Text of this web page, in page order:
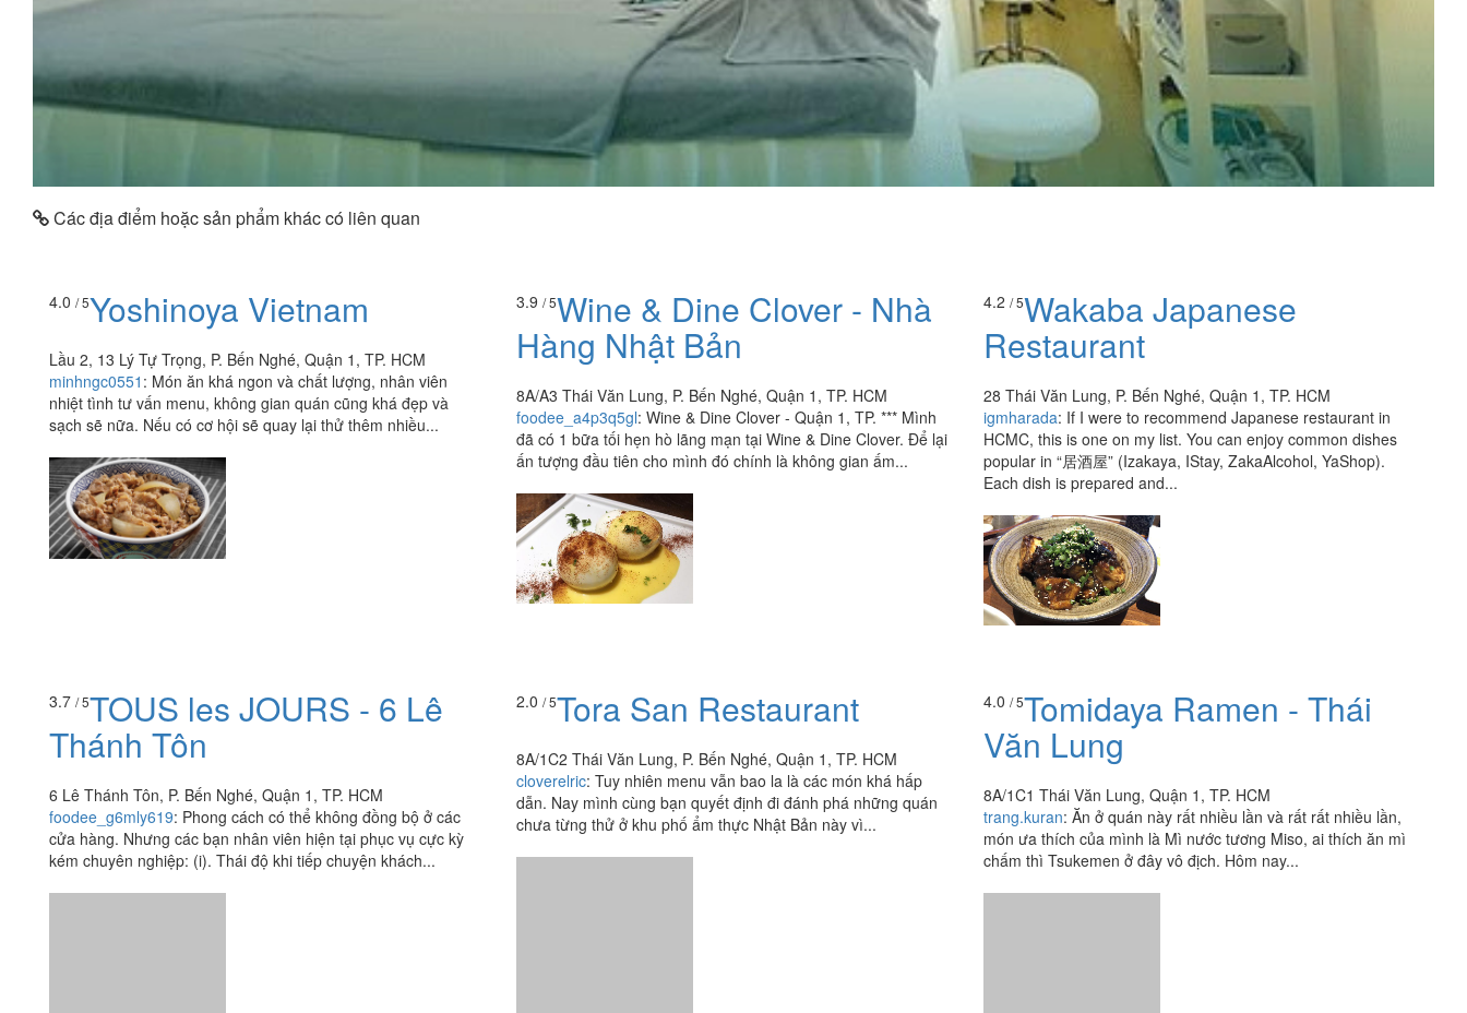
Các địa điểm hoặc sản phẩm khác có liên quan
4.0 / 5Yoshinoya Vietnam
Lầu 2, 13 Lý Tự Trọng, P. Bến Nghé, Quận 1, TP. HCM
minhngc0551 : Món ăn khá ngon và chất lượng, nhân viên
nhiệt tình tư vấn menu, không gian quán cũng khá đẹp và
sạch sẽ nữa. Nếu có cơ hội sẽ quay lại thử thêm nhiều...
3.9 / 5Wine & Dine Clover - Nhà
Hàng Nhật Bản
8A/A3 Thái Văn Lung, P. Bến Nghé, Quận 1, TP. HCM
foodee_a4p3q5gl: Wine & Dine Clover - Quận 1, TP. *** Mình
đã có 1 bữa tối hẹn hò lãng mạn tại Wine & Dine Clover. Để lại
ấn tượng đầu tiên cho mình đó chính là không gian ấm...
4.2 / 5Wakaba Japanese
Restaurant
28 Thái Văn Lung, P. Bến Nghé, Quận 1, TP. HCM
igmharada: If I were to recommend Japanese restaurant in
HCMC, this is one on my list. You can enjoy common dishes
popular in “居酒屋” (Izakaya, IStay, ZakaAlcohol, YaShop).
Each dish is prepared and...
3.7 / 5TOUS les JOURS - 6 Lê
Thánh Tôn
6 Lê Thánh Tôn, P. Bến Nghé, Quận 1, TP. HCM
foodee_g6mly619: Phong cách có thể không đồng bộ ở các
cửa hàng. Nhưng các bạn nhân viên hiện tại phục vụ cực kỳ
kém chuyên nghiệp: (i). Thái độ khi tiếp chuyện khách...
2.0 / 5Tora San Restaurant
8A/1C2 Thái Văn Lung, P. Bến Nghé, Quận 1, TP. HCM
cloverelric: Tuy nhiên menu vẫn bao la là các món khá hấp
dẫn. Nay mình cùng bạn quyết định đi đánh phá những quán
chưa từng thử ở khu phố ẩm thực Nhật Bản này vì...
4.0 / 5Tomidaya Ramen - Thái
Văn Lung
8A/1C1 Thái Văn Lung, Quận 1, TP. HCM
trang.kuran: Ăn ở quán này rất nhiều lần và rất rất nhiều lần,
món ưa thích của mình là Mì nước tương Miso, ai thích ăn mì
chấm thì Tsukemen ở đây vô địch. Hôm nay...